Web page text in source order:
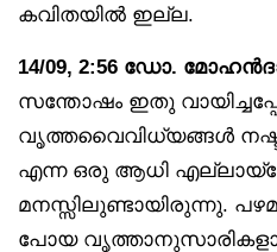
കവിതയിൽ ഇല്ല.
14/09, 2:56 ഡോ.
സന്തോഷം ഇതു
വൃത്തവൈവിധ്യങ്ങൾ
എന്ന ഒരു ആധി
മനസ്സിലുണ്ടായിരുന്നു.
പോയ